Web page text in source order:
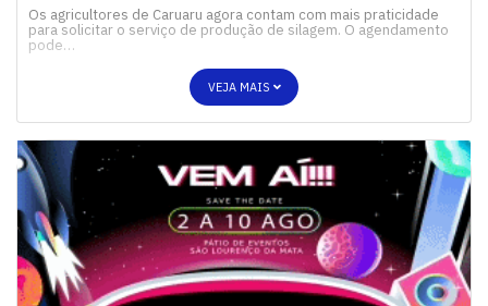
Os agricultores de Caruaru agora contam com mais praticidade
para solicitar o serviço de produção de silagem. O agendamento
pode…
VEJA MAIS